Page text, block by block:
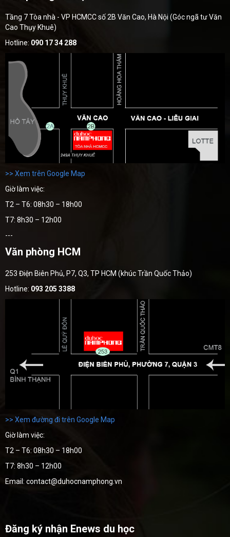
Tầng 7 Tòa nhà - VP HCMCC số 2B Văn Cao, Hà Nội (Góc ngã tư Văn
Cao Thụy Khuê)
Hotline: 090 17 34 288
>> Xem trên Google Map
Giờ làm việc:
T2 – T6: 08h30 – 18h00
T7: 8h30 – 12h00
---
Văn phòng HCM
253 Điện Biên Phủ, P7, Q3, TP HCM (khúc Trần Quốc Thảo)
Hotline: 093 205 3388
>> Xem đường đi trên Google Map
Giờ làm việc:
T2 – T6: 08h30 – 18h00
T7: 8h30 – 12h00
Email: contact@duhocnamphong.vn
Đăng ký nhận Enews du học